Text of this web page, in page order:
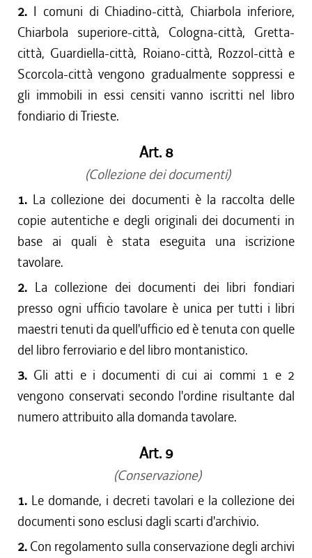
2. I comuni di Chiadino-città, Chiarbola inferiore,
Chiarbola superiore-città, Cologna-città, Gretta-
città, Guardiella-città, Roiano-città, Rozzol-città e
Scorcola-città vengono gradualmente soppressi e
gli immobili in essi censiti vanno iscritti nel libro
fondiario di Trieste.
Art. 8
(Collezione dei documenti)
1. La collezione dei documenti è la raccolta delle
copie autentiche e degli originali dei documenti in
base ai quali è stata eseguita una iscrizione
tavolare.
2. La collezione dei documenti dei libri fondiari
presso ogni ufficio tavolare è unica per tutti i libri
maestri tenuti da quell'ufficio ed è tenuta con quelle
del libro ferroviario e del libro montanistico.
3. Gli atti e i documenti di cui ai commi 1 e 2
vengono conservati secondo l'ordine risultante dal
numero attribuito alla domanda tavolare.
Art. 9
(Conservazione)
1. Le domande, i decreti tavolari e la collezione dei
documenti sono esclusi dagli scarti d'archivio.
2. Con regolamento sulla conservazione degli archivi